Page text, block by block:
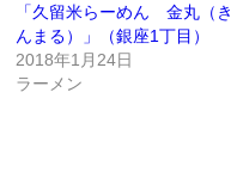
「久留米らーめん 金丸（き
んまる）」（銀座1丁目）
2018年1月24日
ラーメン